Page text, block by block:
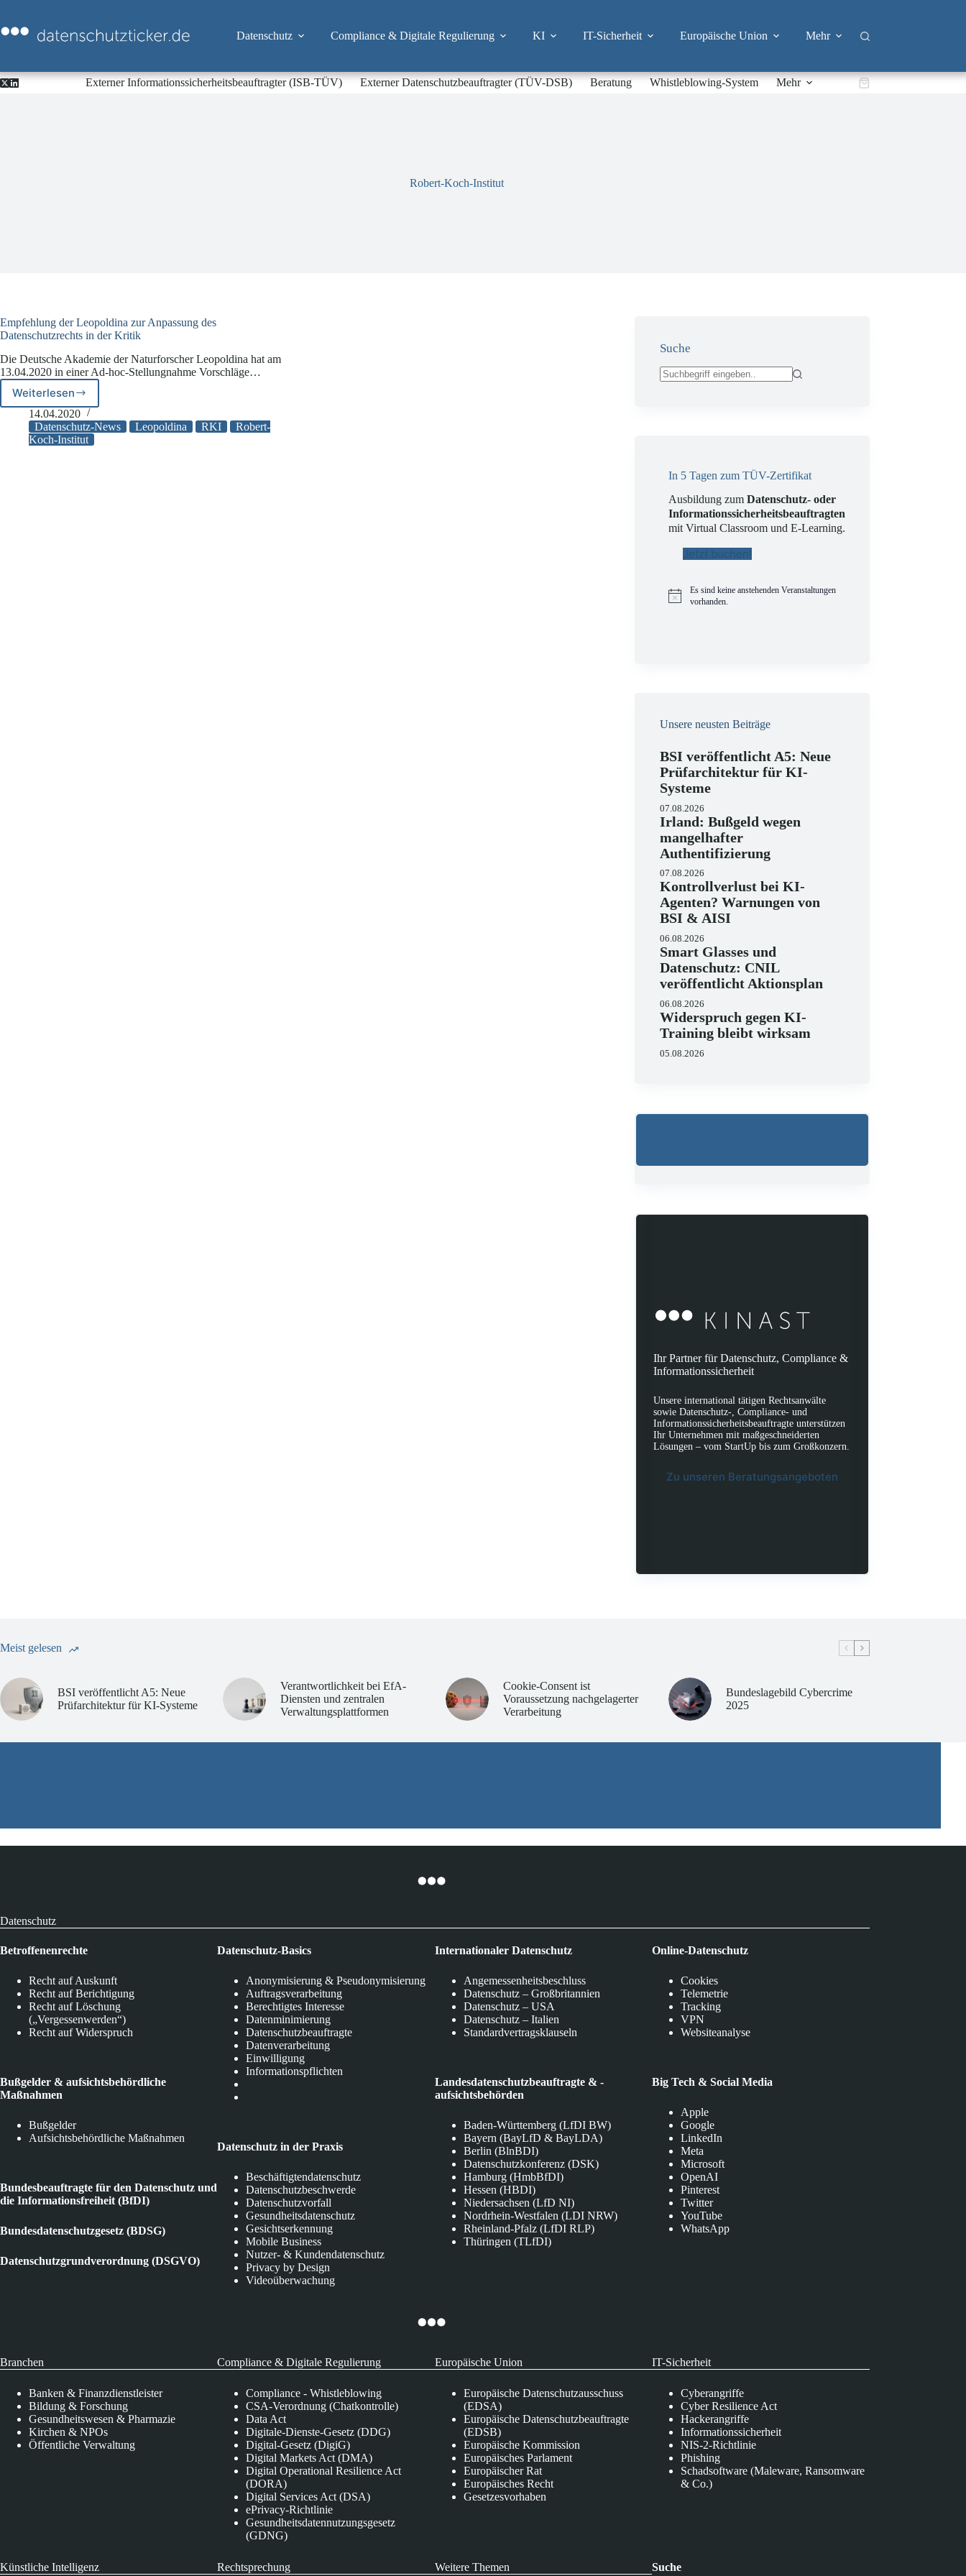
springen
Datenschutz Compliance & Digitale Regulierung KI IT-Sicherheit Europäische Union Mehr
Externer Informationssicherheitsbeauftragter (ISB-TÜV) Externer Datenschutzbeauftragter (TÜV-DSB) Beratung Whistleblowing-System Mehr Warenkorb
Robert-Koch-Institut
Empfehlung der Leopoldina zur Anpassung des
Datenschutzrechts in der Kritik
Die Deutsche Akademie der Naturforscher Leopoldina hat am
13.04.2020 in einer Ad-hoc-Stellungnahme Vorschläge…
WeiterlesenEmpfehlung
der
Leopoldina
zur
14.04.2020
Datenschutz-News
Leopoldina RKI
Robert-
Koch-Institut
Suche
In 5 Tagen zum TÜV-Zertifikat
Ausbildung zumDatenschutz- oder
Informationssicherheitsbeauftragten
mit Virtual Classroom und E-Learning.
Jetzt buchen!
H
Es sind keine anstehenden Veranstaltungen
vorhanden.
Unsere neusten Beiträge
BSI veröffentlicht A5: Neue
Prüfarchitektur für KI-
Systeme
07.08.2026
Irland: Bußgeld wegen
mangelhafter
Authentifizierung
07.08.2026
Kontrollverlust bei KI-
Agenten? Warnungen von
BSI & AISI
06.08.2026
Smart Glasses und
Datenschutz: CNIL
veröffentlicht Aktionsplan
06.08.2026
Widerspruch gegen KI-
Training bleibt wirksam
05.08.2026
Ihr Partner für Datenschutz, Compliance &
Informationssicherheit
Unsere international tätigen Rechtsanwälte
sowie Datenschutz-, Compliance- und
Informationssicherheitsbeauftragte unterstützen
Ihr Unternehmen mit maßgeschneiderten
Lösungen – vom StartUp bis zum Großkonzern.
Zu unseren Beratungsangeboten
Meist gelesen
BSI veröffentlicht A5: Neue
Prüfarchitektur für KI-Systeme
Verantwortlichkeit bei EfA-
Diensten und zentralen
Verwaltungsplattformen
Cookie-Consent ist
Voraussetzung nachgelagerter
Verarbeitung
Bundeslagebild Cybercrime
2025
Datenschutz
Betroffenenrechte
Recht auf Auskunft
Recht auf Berichtigung
Recht auf Löschung
(„Vergessenwerden“)
Recht auf Widerspruch
Bußgelder & aufsichtsbehördliche
Maßnahmen
Bußgelder
Aufsichtsbehördliche Maßnahmen
Bundesbeauftragte für den Datenschutz und
die Informationsfreiheit (BfDI)
Bundesdatenschutzgesetz (BDSG)
Datenschutzgrundverordnung (DSGVO)
Datenschutz-Basics
Anonymisierung & Pseudonymisierung
Auftragsverarbeitung
Berechtigtes Interesse
Datenminimierung
Datenschutzbeauftragte
Datenverarbeitung
Einwilligung
Informationspflichten
Datenschutz in der Praxis
Beschäftigtendatenschutz
Datenschutzbeschwerde
Datenschutzvorfall
Gesundheitsdatenschutz
Gesichtserkennung
Mobile Business
Nutzer- & Kundendatenschutz
Privacy by Design
Videoüberwachung
Internationaler Datenschutz
Angemessenheitsbeschluss
Datenschutz – Großbritannien
Datenschutz – USA
Datenschutz – Italien
Standardvertragsklauseln
Landesdatenschutzbeauftragte & -
aufsichtsbehörden
Baden-Württemberg (LfDI BW)
Bayern (BayLfD & BayLDA)
Berlin (BlnBDI)
Datenschutzkonferenz (DSK)
Hamburg (HmbBfDI)
Hessen (HBDI)
Niedersachsen (LfD NI)
Nordrhein-Westfalen (LDI NRW)
Rheinland-Pfalz (LfDI RLP)
Thüringen (TLfDI)
Online-Datenschutz
Cookies
Telemetrie
Tracking
VPN
Websiteanalyse
Big Tech & Social Media
Apple
Google
LinkedIn
Meta
Microsoft
OpenAI
Pinterest
Twitter
YouTube
WhatsApp
Branchen
Banken & Finanzdienstleister
Bildung & Forschung
Gesundheitswesen & Pharmazie
Kirchen & NPOs
Öffentliche Verwaltung
Compliance & Digitale Regulierung
Compliance - Whistleblowing
CSA-Verordnung (Chatkontrolle)
Data Act
Digitale-Dienste-Gesetz (DDG)
Digital-Gesetz (DigiG)
Digital Markets Act (DMA)
Digital Operational Resilience Act
(DORA)
Digital Services Act (DSA)
ePrivacy-Richtlinie
Gesundheitsdatennutzungsgesetz
(GDNG)
Europäische Union
Europäische Datenschutzausschuss
(EDSA)
Europäische Datenschutzbeauftragte
(EDSB)
Europäische Kommission
Europäisches Parlament
Europäischer Rat
Europäisches Recht
Gesetzesvorhaben
IT-Sicherheit
Cyberangriffe
Cyber Resilience Act
Hackerangriffe
Informationssicherheit
NIS-2-Richtlinie
Phishing
Schadsoftware (Maleware, Ransomware
& Co.)
Künstliche Intelligenz Rechtsprechung Weitere Themen Suche